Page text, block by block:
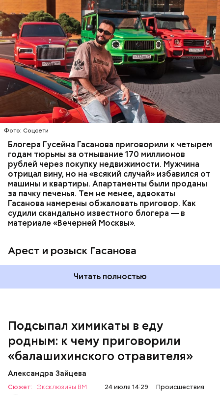
Фото: Соцсети
Блогера Гусейна Гасанова приговорили к четырем
годам тюрьмы за отмывание 170 миллионов
рублей через покупку недвижимости. Мужчина
отрицал вину, но на «всякий случай» избавился от
машины и квартиры. Апартаменты были проданы
за пачку печенья. Тем не менее, адвокаты
Гасанова намерены обжаловать приговор. Как
судили скандально известного блогера — в
материале «Вечерней Москвы».
Арест и розыск Гасанова
В мае 2025 года МВД РФ объявило в
международный розыскблогера Гусейна Гасанова.
В его отношении возбудили уголовное дело о
неуплате налогов и легализации преступных
доходов в особо крупном размере. В тот же день
мужчину заочно арестовали.
Фото: База розыска МВД РФ
Читать полностью
НАЛОГИ ПОИСК ЛЮДЕЙ ДЕНЬГИ
МВД
ГАСАН ГУСЕЙНОВ
Подсыпал химикаты в еду
родным: к чему приговорили
«балашихинского отравителя»
Александра Зайцева
Сюжет: Эксклюзивы ВМ 24 июля 14:29 Происшествия
Play
Video
Началось расследование. В квартире потерпевших
Также отравленную пищу ела его младшая сестра.
Молодого человека задержали. На первом же
допросе он признался, что планировал отравить
только отчима. Тогда следователи посчитали, что
мотивом преступления была квартира родителей,
которая в случае их смерти перешла бы сыну. Но
спустя несколько дней Миссюра заявил, что ранее
уже травил других людей.